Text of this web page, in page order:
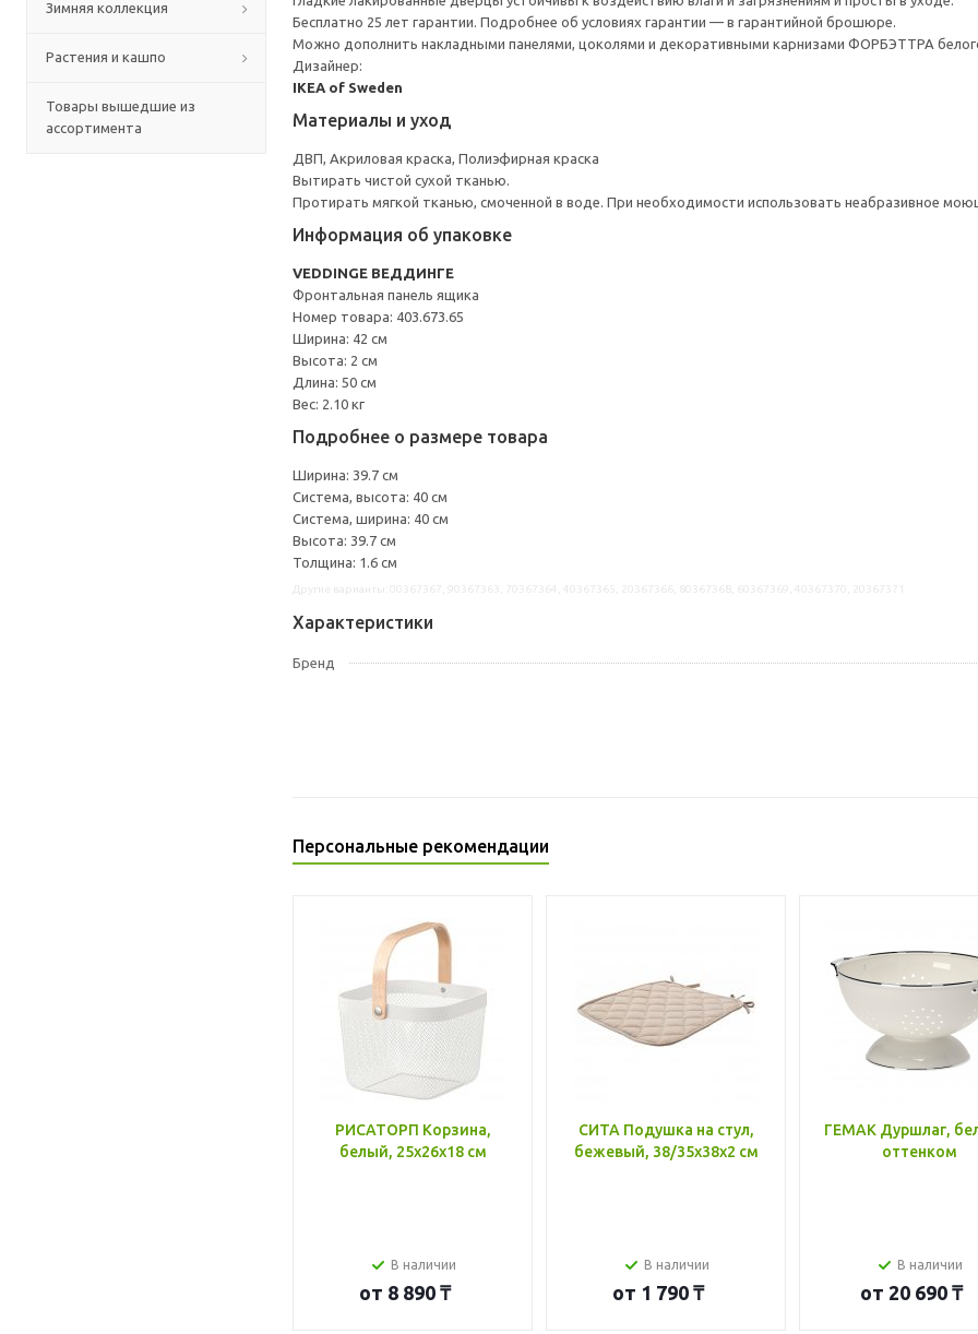
Зимняя коллекция
Растения и кашпо
Товары вышедшие из
ассортимента
Бесплатно 25 лет гарантии. Подробнее об условиях гарантии — в гарантийной брошюре.
Можно дополнить накладными панелями, цоколями и декоративными карнизами ФОРБЭТТРА
Дизайнер:
IKEA of Sweden
Материалы и уход
ДВП, Акриловая краска, Полиэфирная краска
Вытирать чистой сухой тканью.
Протирать мягкой тканью, смоченной в воде. При необходимости использовать неабразивное
Информация об упаковке
VEDDINGE ВЕДДИНГЕ
Фронтальная панель ящика
Номер товара: 403.673.65
Ширина: 42 см
Высота: 2 см
Длина: 50 см
Вес: 2.10 кг
Подробнее о размере товара
Ширина: 39.7 см
Система, высота: 40 см
Система, ширина: 40 см
Высота: 39.7 см
Толщина: 1.6 см
Характеристики
Бренд
Персональные рекомендации
РИСАТОРП Корзина,
белый, 25x26x18 см
В наличии
от 8 890 ₸
СИТА Подушка на стул,
бежевый, 38/35x38x2 см
В наличии
от 1 790 ₸
ГЕМАК Дуршлаг,
оттенком
В наличии
от 20 690 ₸